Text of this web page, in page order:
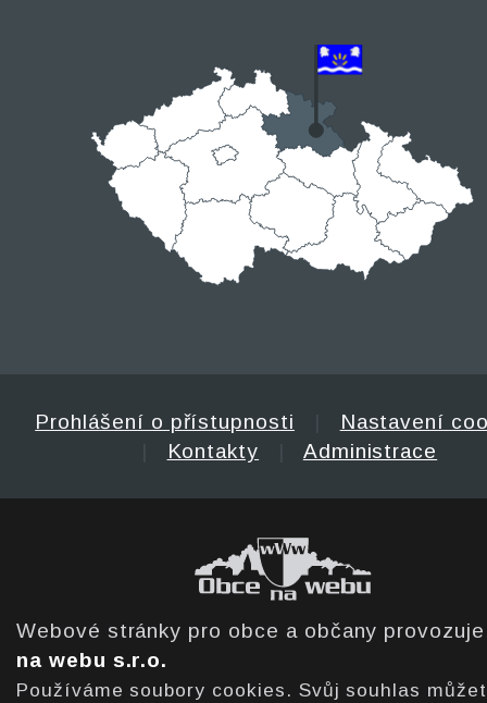
Prohlášení o přístupnosti
Nastavení
Kontakty Administrace
Webové stránky pro obce a občany
na webu s.r.o.
Používáme soubory cookies. Svůj souhlas